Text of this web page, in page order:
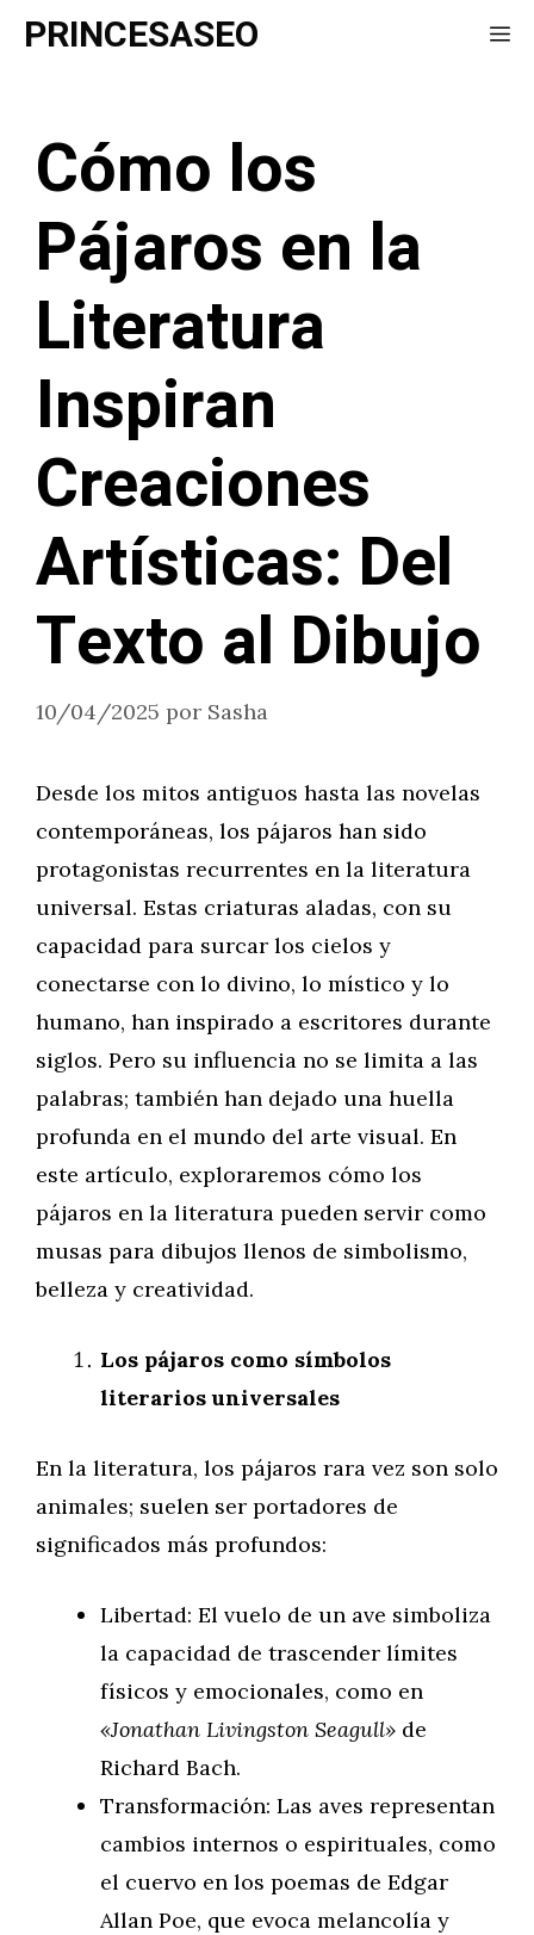
Saltar
PRINCESASEO
Cómo los
Pájaros en la
Literatura
Inspiran
Creaciones
Artísticas: Del
Texto al Dibujo
10/04/2025 por Sasha
Desde los mitos antiguos hasta las novelas
contemporáneas, los pájaros han sido
protagonistas recurrentes en la literatura
universal. Estas criaturas aladas, con su
capacidad para surcar los cielos y
conectarse con lo divino, lo místico y lo
humano, han inspirado a escritores durante
siglos. Pero su influencia no se limita a las
palabras; también han dejado una huella
profunda en el mundo del arte visual. En
este artículo, exploraremos cómo los
pájaros en la literatura pueden servir como
musas para dibujos llenos de simbolismo,
belleza y creatividad.
Los pájaros como símbolos
literarios universales
En la literatura, los pájaros rara vez son solo
animales; suelen ser portadores de
significados más profundos:
Libertad: El vuelo de un ave simboliza
la capacidad de trascender límites
físicos y emocionales, como en
«Jonathan Livingston Seagull» de
Richard Bach.
Transformación: Las aves representan
cambios internos o espirituales, como
el cuervo en los poemas de Edgar
Allan Poe, que evoca melancolía y